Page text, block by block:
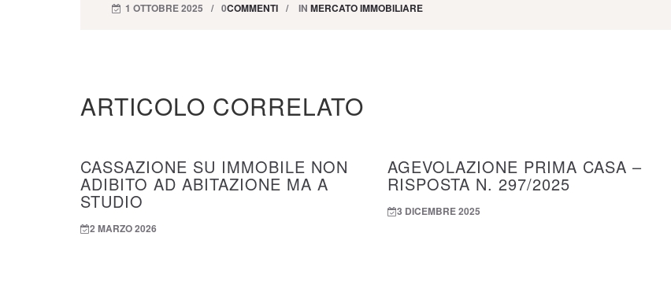
1 OTTOBRE 2025 0COMMENTI IN MERCATO IMMOBILIARE
ARTICOLO CORRELATO
CASSAZIONE SU IMMOBILE NON
ADIBITO AD ABITAZIONE MA A
STUDIO
2 MARZO 2026
AGEVOLAZIONE PRIMA CASA –
RISPOSTA N. 297/2025
3 DICEMBRE 2025